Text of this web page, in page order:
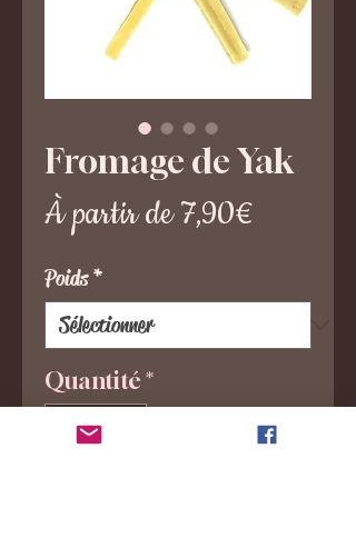
Fromage de Yak
À partir de7,90€Prix
Poids *
Quantité*